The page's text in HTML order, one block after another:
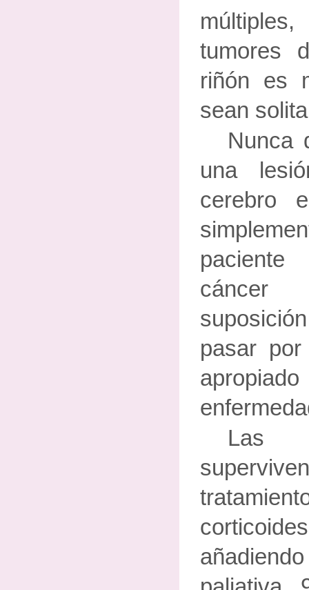
tumores
riñón es
sean
Nunca
una
cerebro
pasar
Las